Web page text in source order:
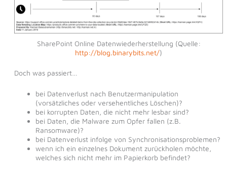
SharePoint Online Datenwiederherstellung (Quelle:
http://blog.binarybits.net/)
Doch was passiert…
bei Datenverlust nach Benutzermanipulation
(vorsätzliches oder versehentliches Löschen)?
bei korrupten Daten, die nicht mehr lesbar sind?
bei Daten, die Malware zum Opfer fallen (z.B.
Ransomware)?
bei Datenverlust infolge von Synchronisationsproblemen?
wenn ich ein einzelnes Dokument zurückholen möchte,
welches sich nicht mehr im Papierkorb befindet?